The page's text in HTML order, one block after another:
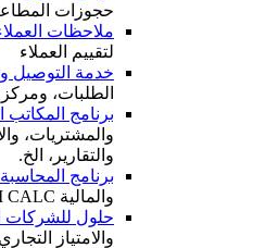
حجوزات
ملاحظات
لتقييم العملاء
خدمة التوصيل
الطلبات،
برنامج المكاتب
والمشتريات،
والتقارير، الخ.
برنامج المحاسبة
والمالية BIM CALC
حلول للشركات
والامتياز